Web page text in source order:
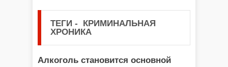
ТЕГИ - КРИМИНАЛЬНАЯ
ХРОНИКА
Алкоголь становится основной